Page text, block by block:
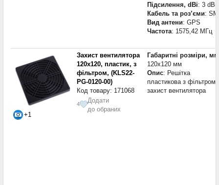
Підсилення, dBi: 3 dBi
Кабель та роз’єми:
Вид антени: GPS
Частота: 1575,42 МГц
+1
Захист вентилятора
120x120, пластик, з
фільтром, (KLS22-
PG-0120-00)
Код товару: 171068
4
Додати
до обраних
Габаритні розміри, мм
120x120 мм
Опис: Решітка
пластикова з фільтром /
захист вентилятора